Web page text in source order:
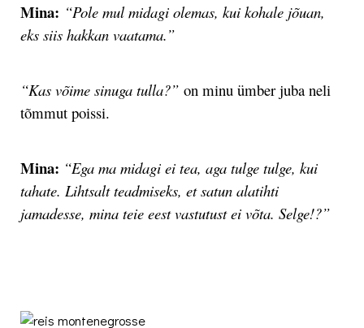
Mina: “Pole mul midagi olemas, kui kohale jõuan,
eks siis hakkan vaatama.”
“Kas võime sinuga tulla?” on minu ümber juba neli
tõmmut poissi.
Mina: “Ega ma midagi ei tea, aga tulge tulge, kui
tahate. Lihtsalt teadmiseks, et satun alatihti
jamadesse, mina teie eest vastutust ei võta. Selge!?”